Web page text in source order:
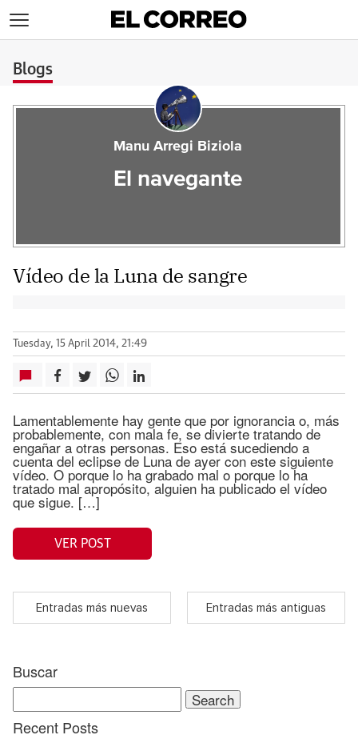
Blogs
Manu Arregi Biziola
El navegante
Vídeo de la Luna de sangre
Tuesday, 15 April 2014, 21:49
Lamentablemente hay gente que por ignorancia o, más
probablemente, con mala fe, se divierte tratando de
engañar a otras personas. Eso está sucediendo a
cuenta del eclipse de Luna de ayer con este siguiente
vídeo. O porque lo ha grabado mal o porque lo ha
tratado mal apropósito, alguien ha publicado el vídeo
que sigue. […]
VER POST
Entradas más nuevas Entradas más antiguas
Buscar
Search
for:
Recent Posts